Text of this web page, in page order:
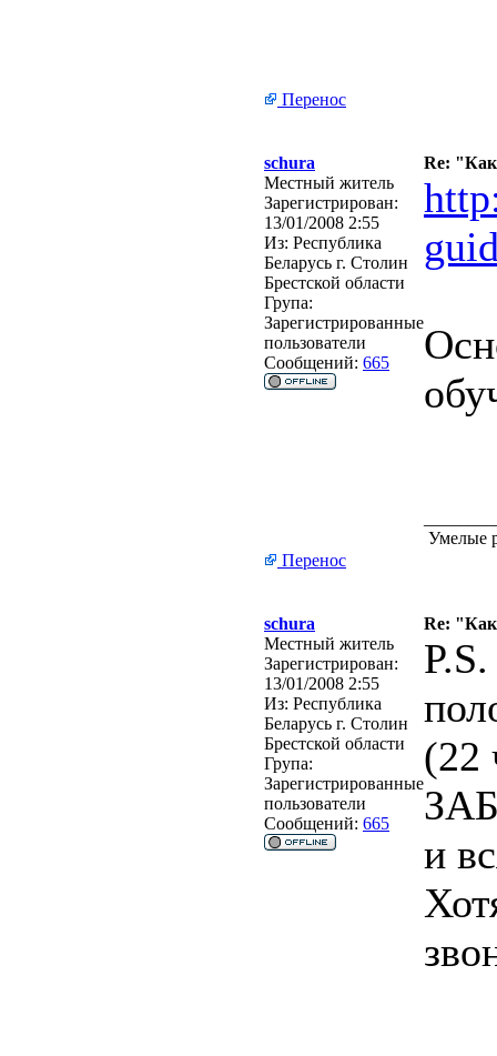
Перенос
schura
Re:
Местный житель
Зарегистрирован:
13/01/2008 2:55
Из: Республика
Беларусь г. Столин
Брестской области
Група:
Зарегистрированные
пользователи
Сообщений: 665
Умелые
Перенос
schura
Re:
Местный житель
Зарегистрирован:
13/01/2008 2:55
Из: Республика
Беларусь г. Столин
Брестской области
Група:
Зарегистрированные
пользователи
Сообщений: 665
(22
и